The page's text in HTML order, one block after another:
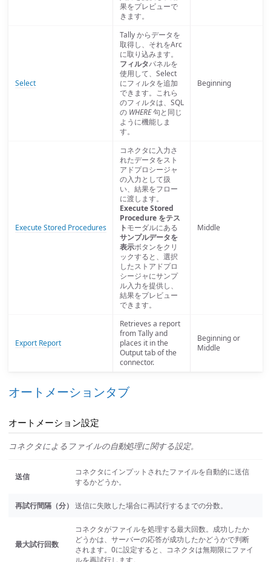
果をプレビューで
きます。
Select
Tally からデータを
取得し、それをArc
に取り込みます。
フィルタパネルを
使用して、Select
にフィルタを追加
できます。これら
のフィルタは、SQL
の WHERE句と同じ
ように機能しま
す。
Beginning
Execute Stored Procedures
コネクタに入力さ
れたデータをスト
アドプロシージャ
の入力として扱
い、結果をフロー
に渡します。
Execute Stored
Procedure をテス
トモーダルにある
サンプルデータを
表示ボタンをクリ
ックすると、選択
したストアドプロ
シージャにサンプ
ル入力を提供し、
結果をプレビュー
できます。
Middle
Export Report
Retrieves a report
from Tally and
places it in the
Output tab of the
connector.
Beginning or
Middle
オートメーションタブ
オートメーション設定
コネクタによるファイルの自動処理に関する設定。
送信
コネクタにインプットされたファイルを自動的に送信
するかどうか。
再試行間隔（分） 送信に失敗した場合に再試行するまでの分数。
最大試行回数
コネクタがファイルを処理する最大回数。成功したか
どうかは、サーバーの応答が成功したかどうかで判断
されます。0に設定すると、コネクタは無期限にファイ